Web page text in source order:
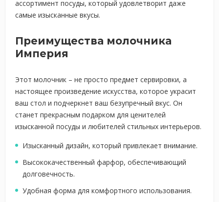
ассортимент посуды, который удовлетворит даже
самые изысканные вкусы.
Преимущества молочника
Империя
Этот молочник – не просто предмет сервировки, а
настоящее произведение искусства, которое украсит
ваш стол и подчеркнет ваш безупречный вкус. Он
станет прекрасным подарком для ценителей
изысканной посуды и любителей стильных интерьеров.
Изысканный дизайн, который привлекает внимание.
Высококачественный фарфор, обеспечивающий
долговечность.
Удобная форма для комфортного использования.